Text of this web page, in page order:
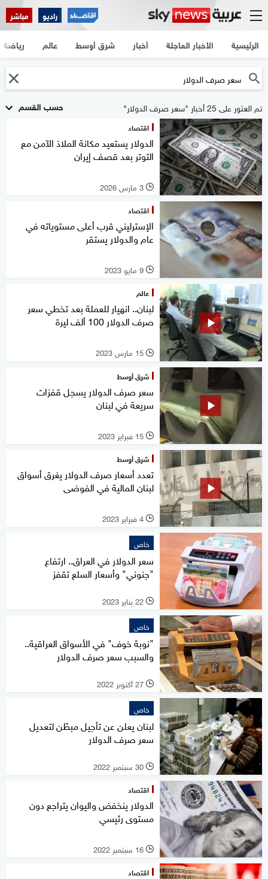
راديو مباشر
الرئيسية الأخبار العاجلة أخبار شرق أوسط عالم رياضة
حسب القسم تم العثور على 25 أخبار "سعر صرف الدولار"
اقتصاد
الدولار يستعيد مكانة الملاذ الآمن مع
التوتر بعد قصف إيران
l 3 مارس 2026
اقتصاد
الإسترليني قرب أعلى مستوياته في
عام والدولار يستقر
l 9 مايو 2023
عالم
لبنان.. انهيار للعملة بعد تخطي سعر
صرف الدولار 100 ألف ليرة
l 15 مارس 2023
شرق أوسط
سعر صرف الدولار يسجل قفزات
سريعة في لبنان
l 15 فبراير 2023
شرق أوسط
تعدد أسعار صرف الدولار يغرق أسواق
لبنان المالية في الفوضى
l 4 فبراير 2023
خاص
سعر الدولار في العراق.. ارتفاع
"جنوني" وأسعار السلع تقفز
l 22 يناير 2023
خاص
"نوبة خوف" في الأسواق العراقية..
والسبب سعر صرف الدولار
l 27 أكتوبر 2022
خاص
لبنان يعلن عن تأجيل مبطّن لتعديل
سعر صرف الدولار
l 30 سبتمبر 2022
اقتصاد
الدولار ينخفض واليوان يتراجع دون
مستوى رئيسي
l 16 سبتمبر 2022
اقتصاد